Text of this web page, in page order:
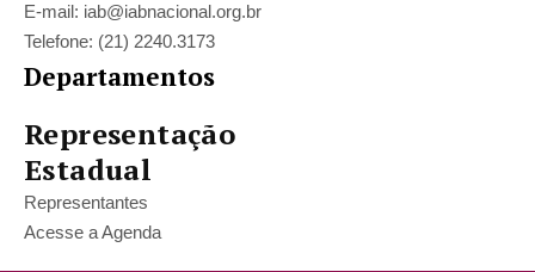
E-mail: iab@iabnacional.org.br
Telefone: (21) 2240.3173
Departamentos
Representação
Estadual
Representantes
Acesse a Agenda